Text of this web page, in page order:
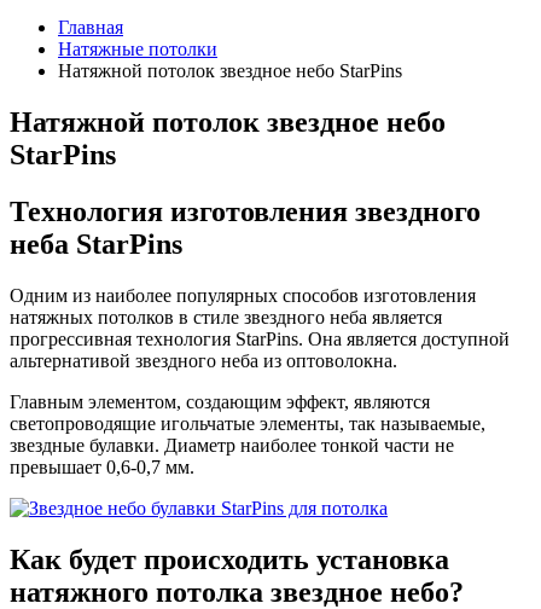
Главная
Натяжные потолки
Натяжной потолок звездное небо StarPins
Натяжной потолок звездное небо
StarPins
Технология изготовления звездного
неба StarPins
Одним из наиболее популярных способов изготовления
натяжных потолков в стиле звездного неба является
прогрессивная технология StarPins. Она является доступной
альтернативой звездного неба из оптоволокна.
Главным элементом, создающим эффект, являются
светопроводящие игольчатые элементы, так называемые,
звездные булавки. Диаметр наиболее тонкой части не
превышает 0,6-0,7 мм.
Как будет происходить установка
натяжного потолка звездное небо?